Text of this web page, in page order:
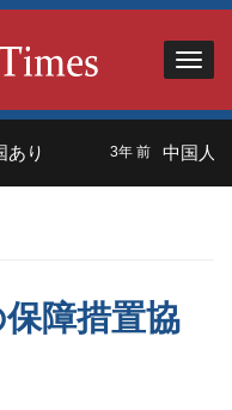
り 3年 前 中国人観
障措置協